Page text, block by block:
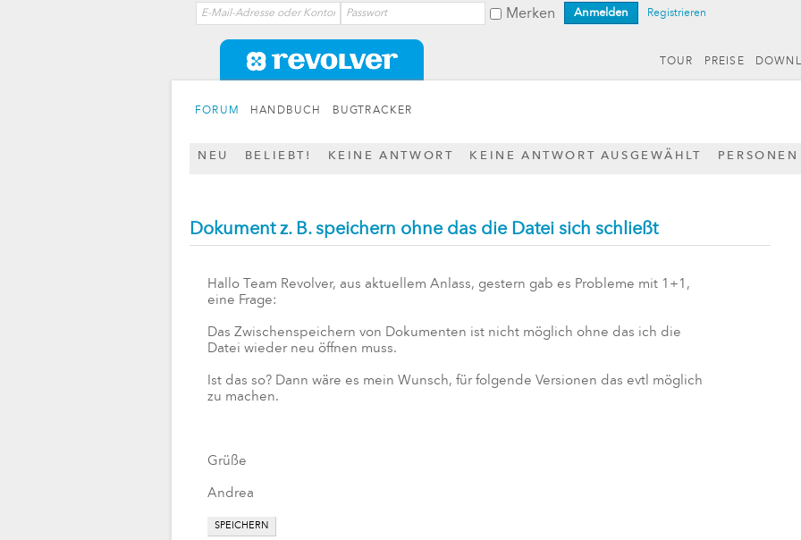
Merken Registrieren
TOUR PREISE
FORUM HANDBUCH BUGTRACKER
NEU BELIEBT! KEINE ANTWORT KEINE ANTWORT AUSGEWÄHLT PERSONEN
Dokument z. B. speichern ohne das die Datei sich schließt
Hallo Team Revolver, aus aktuellem Anlass, gestern gab es Probleme mit 1+1,
eine Frage:
Das Zwischenspeichern von Dokumenten ist nicht möglich ohne das ich die
Datei wieder neu öffnen muss.
Ist das so? Dann wäre es mein Wunsch, für folgende Versionen das evtl möglich
zu machen.
Grüße
Andrea
SPEICHERN